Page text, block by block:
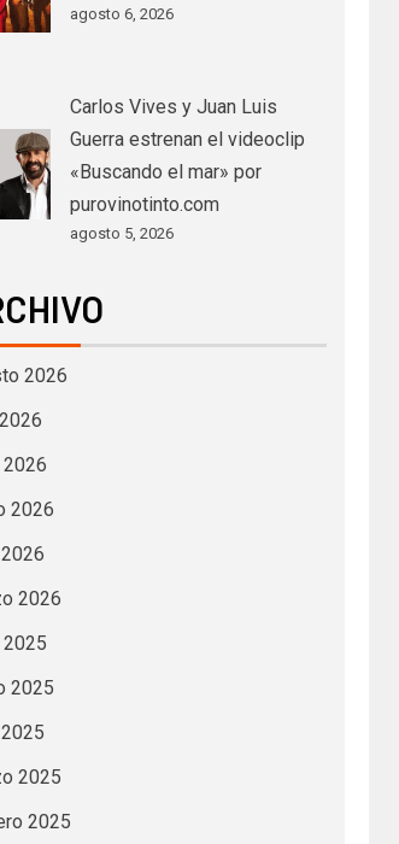
agosto 6, 2026
Carlos Vives y Juan Luis
Guerra estrenan el videoclip
«Buscando el mar» por
purovinotinto.com
agosto 5, 2026
2026
2026
2026
2026
2025
2025
2025
2025